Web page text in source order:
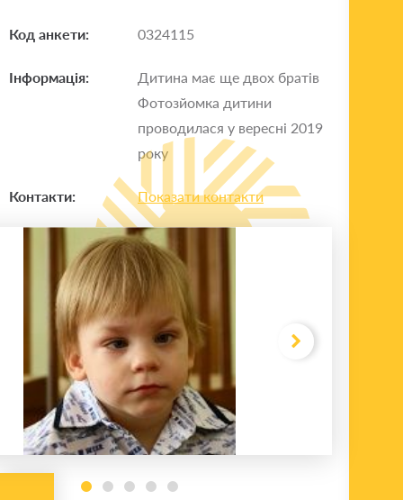
Код анкети: 0324115
Інформація:
Дитина має ще двох братів
Фотозйомка дитини
проводилася у вересні 2019
року
Контакти: Показати контакти